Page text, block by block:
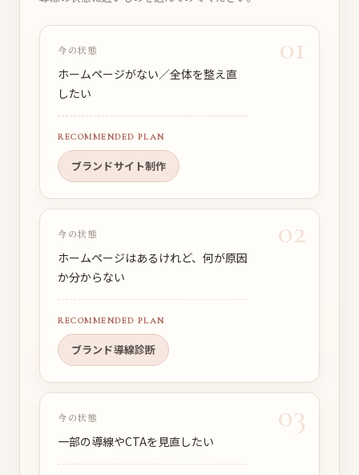
01
今の状態
ホームページがない／全体を整え直
したい
RECOMMENDED PLAN
ブランドサイト制作
02
今の状態
ホームページはあるけれど、何が原因
か分からない
RECOMMENDED PLAN
ブランド導線診断
03
今の状態
一部の導線やCTAを見直したい